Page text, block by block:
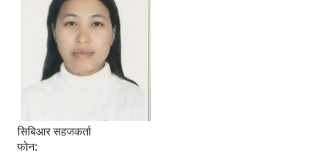
सिबिआर सहजकर्ता
फोन: